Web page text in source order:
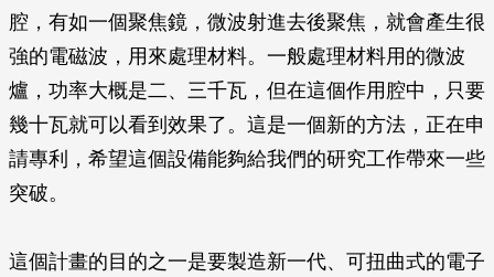
腔，有如一個聚焦鏡，微波射進去後聚焦，就會產生很
強的電磁波，用來處理材料。一般處理材料用的微波
爐，功率大概是二、三千瓦，但在這個作用腔中，只要
幾十瓦就可以看到效果了。這是一個新的方法，正在申
請專利，希望這個設備能夠給我們的研究工作帶來一些
突破。
這個計畫的目的之一是要製造新一代、可扭曲式的電子